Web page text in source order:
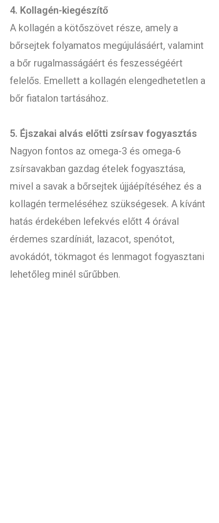
4. Kollagén-kiegészítő
A kollagén a kötőszövet része, amely a
bőrsejtek folyamatos megújulásáért, valamint
a bőr rugalmasságáért és feszességéért
felelős. Emellett a kollagén elengedhetetlen a
bőr fiatalon tartásához.
5. Éjszakai alvás előtti zsírsav fogyasztás
Nagyon fontos az omega-3 és omega-6
zsírsavakban gazdag ételek fogyasztása,
mivel a savak a bőrsejtek újjáépítéséhez és a
kollagén termeléséhez szükségesek. A kívánt
hatás érdekében lefekvés előtt 4 órával
érdemes szardíniát, lazacot, spenótot,
avokádót, tökmagot és lenmagot fogyasztani
lehetőleg minél sűrűbben.